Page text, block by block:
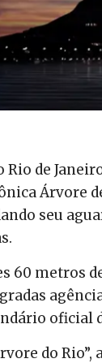
Rio de
Árvore
seu
60 metros
oficial
do